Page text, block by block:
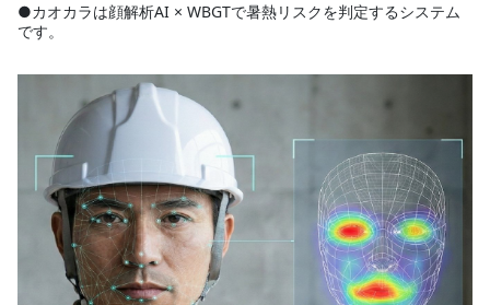
●カオカラは顔解析AI × WBGTで暑熱リスクを判定するシステム
です。